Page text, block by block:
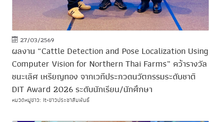
27/03/2569
ผลงาน “Cattle Detection and Pose Localization Using
Computer Vision for Northern Thai Farms” คว้ารางวัล
ชนะเลิศ เหรียญทอง จากเวทีประกวดนวัตกรรมระดับชาติ
DIT Award 2026 ระดับนักเรียน/นักศึกษา
หมวดหมู่ข่าว: It-ข่าวประชาสัมพันธ์